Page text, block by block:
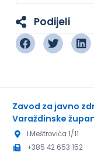
Podijeli
Zavod za javno
Varaždinske
I.Meštrovića 1/11
+385 42 653 152